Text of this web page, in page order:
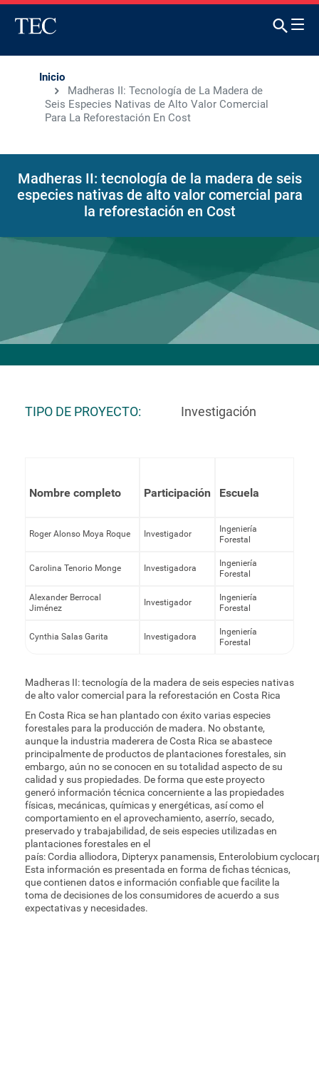
Inicio
Madheras II: Tecnología de La Madera de
Seis Especies Nativas de Alto Valor Comercial
Para La Reforestación En Cost
Madheras II: tecnología de la madera de seis
especies nativas de alto valor comercial para
la reforestación en Cost
TIPO DE PROYECTO Investigación
Nombre completo Participación Escuela
Roger Alonso Moya Roque Investigador
Ingeniería
Forestal
Carolina Tenorio Monge Investigadora
Ingeniería
Forestal
Alexander Berrocal
Jiménez
Investigador
Ingeniería
Forestal
Cynthia Salas Garita Investigadora
Ingeniería
Forestal
Madheras II: tecnología de la madera de seis especies nativas
de alto valor comercial para la reforestación en Costa Rica
En Costa Rica se han plantado con éxito varias especies
forestales para la producción de madera. No obstante,
aunque la industria maderera de Costa Rica se abastece
principalmente de productos de plantaciones forestales, sin
embargo, aún no se conocen en su totalidad aspecto de su
calidad y sus propiedades. De forma que este proyecto
generó información técnica concerniente a las propiedades
físicas, mecánicas, químicas y energéticas, así como el
comportamiento en el aprovechamiento, aserrío, secado,
preservado y trabajabilidad, de seis especies utilizadas en
plantaciones forestales en el
país: Cordia alliodora, Dipteryx panamensis, Enterolobium
Esta información es presentada en forma de fichas técnicas,
que contienen datos e información confiable que facilite la
toma de decisiones de los consumidores de acuerdo a sus
expectativas y necesidades.